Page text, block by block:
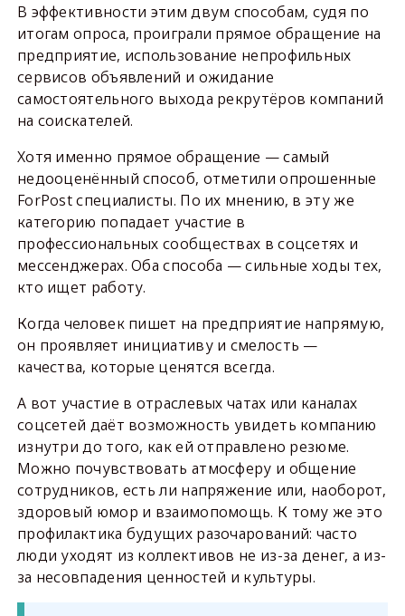
В эффективности этим двум способам, судя по
итогам опроса, проиграли прямое обращение на
предприятие, использование непрофильных
сервисов объявлений и ожидание
самостоятельного выхода рекрутёров компаний
на соискателей.
Хотя именно прямое обращение — самый
недооценённый способ, отметили опрошенные
ForPost специалисты. По их мнению, в эту же
категорию попадает участие в
профессиональных сообществах в соцсетях и
мессенджерах. Оба способа — сильные ходы тех,
кто ищет работу.
Когда человек пишет на предприятие напрямую,
он проявляет инициативу и смелость —
качества, которые ценятся всегда.
А вот участие в отраслевых чатах или каналах
соцсетей даёт возможность увидеть компанию
изнутри до того, как ей отправлено резюме.
Можно почувствовать атмосферу и общение
сотрудников, есть ли напряжение или, наоборот,
здоровый юмор и взаимопомощь. К тому же это
профилактика будущих разочарований: часто
люди уходят из коллективов не из-за денег, а из-
за несовпадения ценностей и культуры.